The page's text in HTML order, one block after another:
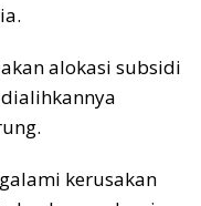
alokasi subsidi
kerusakan